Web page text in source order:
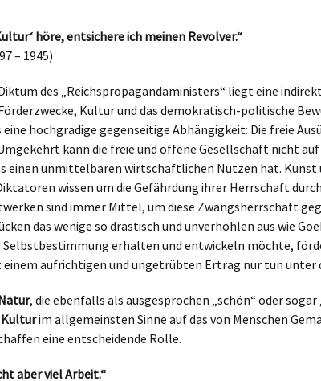
höre, entsichere ich meinen Revolver.“
– 1945)
des „Reichspropagandaministers“ liegt eine
Kultur und das demokratisch-politische
hochgradige gegenseitige Abhängigkeit: Die freie
kann die freie und offene Gesellschaft nicht
einen unmittelbaren wirtschaftlichen Nutzen hat.
wissen um die Gefährdung ihrer Herrschaft
sind immer Mittel, um diese Zwangsherrschaft
das wenige so drastisch und unverhohlen aus wie
Selbstbestimmung erhalten und entwickeln möchte,
aufrichtigen und ungetrübten Ertrag nur tun unter
, die ebenfalls als ausgesprochen „schön“ oder
Kulturim allgemeinsten Sinne auf das von Menschen
eine entscheidende Rolle.
aber viel Arbeit.“